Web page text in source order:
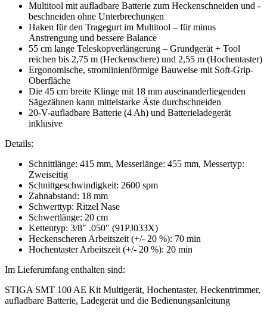
Multitool mit aufladbare Batterie zum Heckenschneiden und -
beschneiden ohne Unterbrechungen
Haken für den Tragegurt im Multitool – für minus
Anstrengung und bessere Balance
55 cm lange Teleskopverlängerung – Grundgerät + Tool
reichen bis 2,75 m (Heckenschere) und 2,55 m (Hochentaster)
Ergonomische, stromlinienförmige Bauweise mit Soft-Grip-
Oberfläche
Die 45 cm breite Klinge mit 18 mm auseinanderliegenden
Sägezähnen kann mittelstarke Äste durchschneiden
20-V-aufladbare Batterie (4 Ah) und Batterieladegerät
inklusive
Details:
Schnittlänge: 415 mm, Messerlänge: 455 mm, Messertyp:
Zweiseitig
Schnittgeschwindigkeit: 2600 spm
Zahnabstand: 18 mm
Schwerttyp: Ritzel Nase
Schwertlänge: 20 cm
Kettentyp: 3/8″ .050″ (91PJ033X)
Heckenscheren Arbeitszeit (+/- 20 %): 70 min
Hochentaster Arbeitszeit (+/- 20 %): 20 min
Im Lieferumfang enthalten sind:
STIGA SMT 100 AE Kit Multigerät, Hochentaster, Heckentrimmer,
aufladbare Batterie, Ladegerät und die Bedienungsanleitung